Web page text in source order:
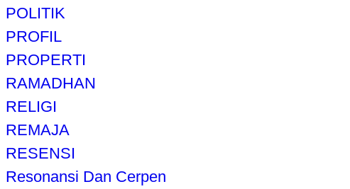
POLITIK
PROFIL
PROPERTI
RAMADHAN
RELIGI
REMAJA
RESENSI
Resonansi Dan Cerpen